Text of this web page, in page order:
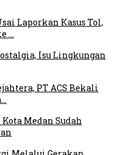
Laporkan Kasus Tol,
…
Isu Lingkungan
PT ACS Bekali
Medan Sudah